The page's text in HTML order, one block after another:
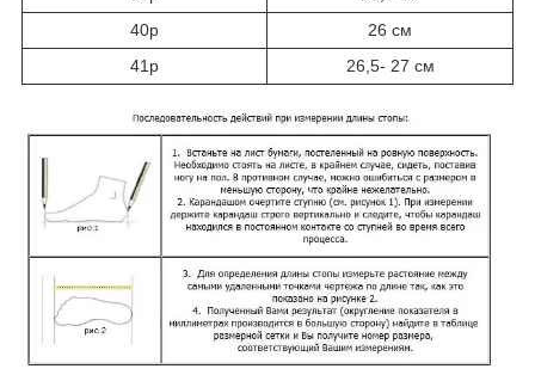
40р
26 см
41р
26,5- 27 см